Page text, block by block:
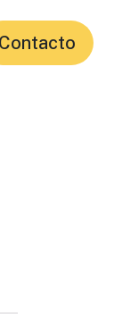
Contacto